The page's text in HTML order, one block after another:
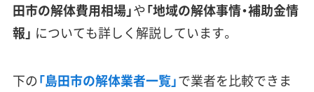
田市の解体費用相場」や「地域の解体事情・補助金情
報」 についても詳しく解説しています。
下の「島田市の解体業者一覧」で業者を比較できま